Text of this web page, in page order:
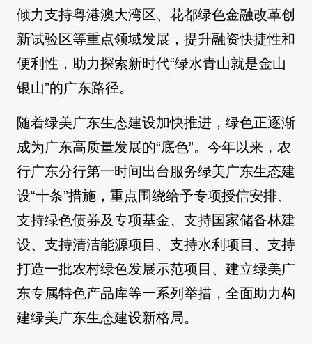
倾力支持粤港澳大湾区、花都绿色金融改革创
新试验区等重点领域发展，提升融资快捷性和
便利性，助力探索新时代“绿水青山就是金山
银山”的广东路径。
随着绿美广东生态建设加快推进，绿色正逐渐
成为广东高质量发展的“底色”。今年以来，农
行广东分行第一时间出台服务绿美广东生态建
设“十条”措施，重点围绕给予专项授信安排、
支持绿色债券及专项基金、支持国家储备林建
设、支持清洁能源项目、支持水利项目、支持
打造一批农村绿色发展示范项目、建立绿美广
东专属特色产品库等一系列举措，全面助力构
建绿美广东生态建设新格局。